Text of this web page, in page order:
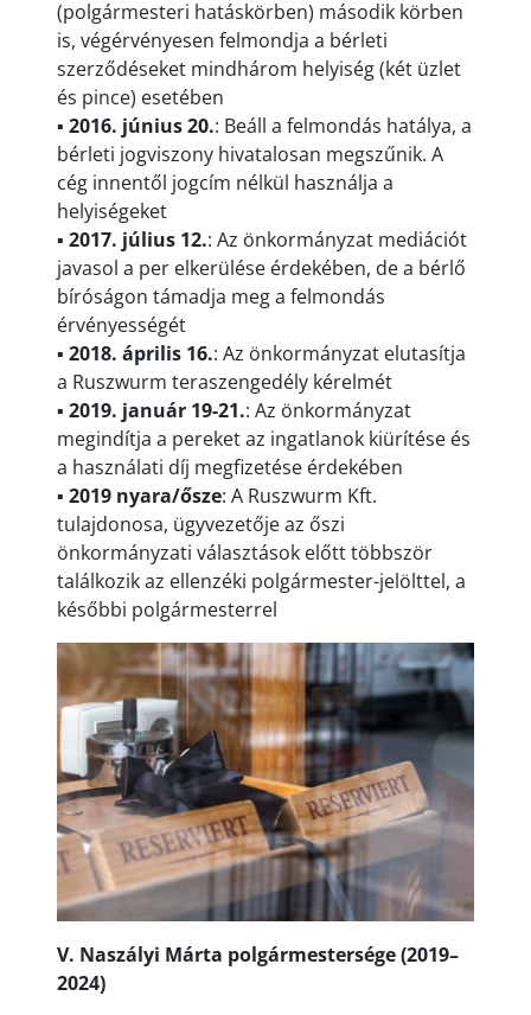
(polgármesteri hatáskörben) második körben
is, végérvényesen felmondja a bérleti
szerződéseket mindhárom helyiség (két üzlet
és pince) esetében
▪ 2016. június 20.: Beáll a felmondás hatálya, a
bérleti jogviszony hivatalosan megszűnik. A
cég innentől jogcím nélkül használja a
helyiségeket
▪ 2017. július 12.: Az önkormányzat mediációt
javasol a per elkerülése érdekében, de a bérlő
bíróságon támadja meg a felmondás
érvényességét
▪ 2018. április 16.: Az önkormányzat elutasítja
a Ruszwurm teraszengedély kérelmét
▪ 2019. január 19-21.: Az önkormányzat
megindítja a pereket az ingatlanok kiürítése és
a használati díj megfizetése érdekében
▪ 2019 nyara/ősze: A Ruszwurm Kft.
tulajdonosa, ügyvezetője az őszi
önkormányzati választások előtt többször
találkozik az ellenzéki polgármester-jelölttel, a
későbbi polgármesterrel
V. Naszályi Márta polgármestersége (2019–
2024)